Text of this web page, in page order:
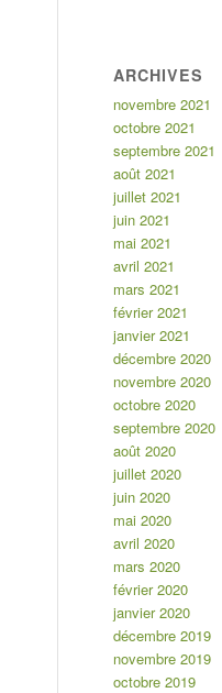
ARCHIVES
novembre 2021
octobre 2021
septembre 2021
août 2021
juillet 2021
juin 2021
mai 2021
avril 2021
mars 2021
février 2021
janvier 2021
décembre 2020
novembre 2020
octobre 2020
septembre 2020
août 2020
juillet 2020
juin 2020
mai 2020
avril 2020
mars 2020
février 2020
janvier 2020
décembre 2019
novembre 2019
octobre 2019